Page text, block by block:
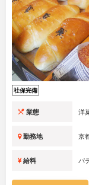
社保完備
業態 洋
勤務地 京
給料 パ